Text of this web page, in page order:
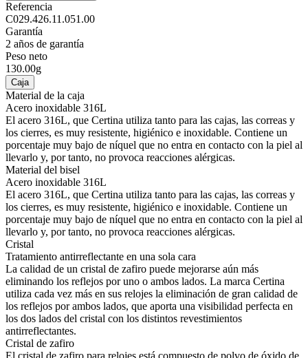
Referencia
C029.426.11.051.00
Garantía
2 años de garantía
Peso neto
130.00g
Caja
Material de la caja
Acero inoxidable 316L
El acero 316L, que Certina utiliza tanto para las cajas, las correas y
los cierres, es muy resistente, higiénico e inoxidable. Contiene un
porcentaje muy bajo de níquel que no entra en contacto con la piel al
llevarlo y, por tanto, no provoca reacciones alérgicas.
Material del bisel
Acero inoxidable 316L
El acero 316L, que Certina utiliza tanto para las cajas, las correas y
los cierres, es muy resistente, higiénico e inoxidable. Contiene un
porcentaje muy bajo de níquel que no entra en contacto con la piel al
llevarlo y, por tanto, no provoca reacciones alérgicas.
Cristal
Tratamiento antirreflectante en una sola cara
La calidad de un cristal de zafiro puede mejorarse aún más
eliminando los reflejos por uno o ambos lados. La marca Certina
utiliza cada vez más en sus relojes la eliminación de gran calidad de
los reflejos por ambos lados, que aporta una visibilidad perfecta en
los dos lados del cristal con los distintos revestimientos
antirreflectantes.
Cristal de zafiro